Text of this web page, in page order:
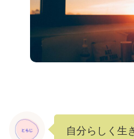
自分らしく生